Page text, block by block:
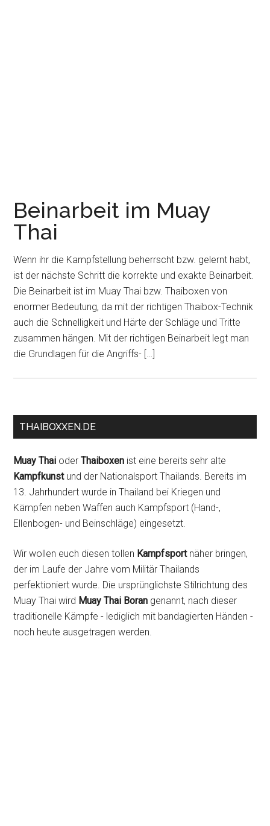
Beinarbeit im Muay
Thai
Wenn ihr die Kampfstellung beherrscht bzw. gelernt habt,
ist der nächste Schritt die korrekte und exakte Beinarbeit.
Die Beinarbeit ist im Muay Thai bzw. Thaiboxen von
enormer Bedeutung, da mit der richtigen Thaibox-Technik
auch die Schnelligkeit und Härte der Schläge und Tritte
zusammen hängen. Mit der richtigen Beinarbeit legt man
die Grundlagen für die Angriffs- […]
THAIBOXXEN.DE
Muay Thai oderThaiboxen ist eine bereits sehr alte
Kampfkunstund der Nationalsport Thailands. Bereits im
13. Jahrhundert wurde in Thailand bei Kriegen und
Kämpfen neben Waffen auch Kampfsport (Hand-,
Ellenbogen- und Beinschläge) eingesetzt.
Wir wollen euch diesen tollen Kampfsportnäher bringen,
der im Laufe der Jahre vom Militär Thailands
perfektioniert wurde. Die ursprünglichste Stilrichtung des
Muay Thai wird Muay Thai Boran genannt, nach dieser
traditionelle Kämpfe - lediglich mit bandagierten Händen -
noch heute ausgetragen werden.